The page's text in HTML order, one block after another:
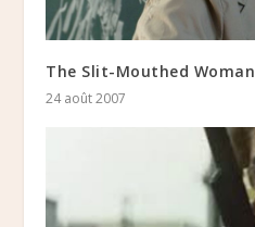
The Slit-Mouthed Woman
24 août 2007